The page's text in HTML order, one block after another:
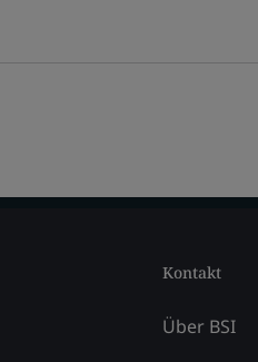
Kontakt
Über BSI